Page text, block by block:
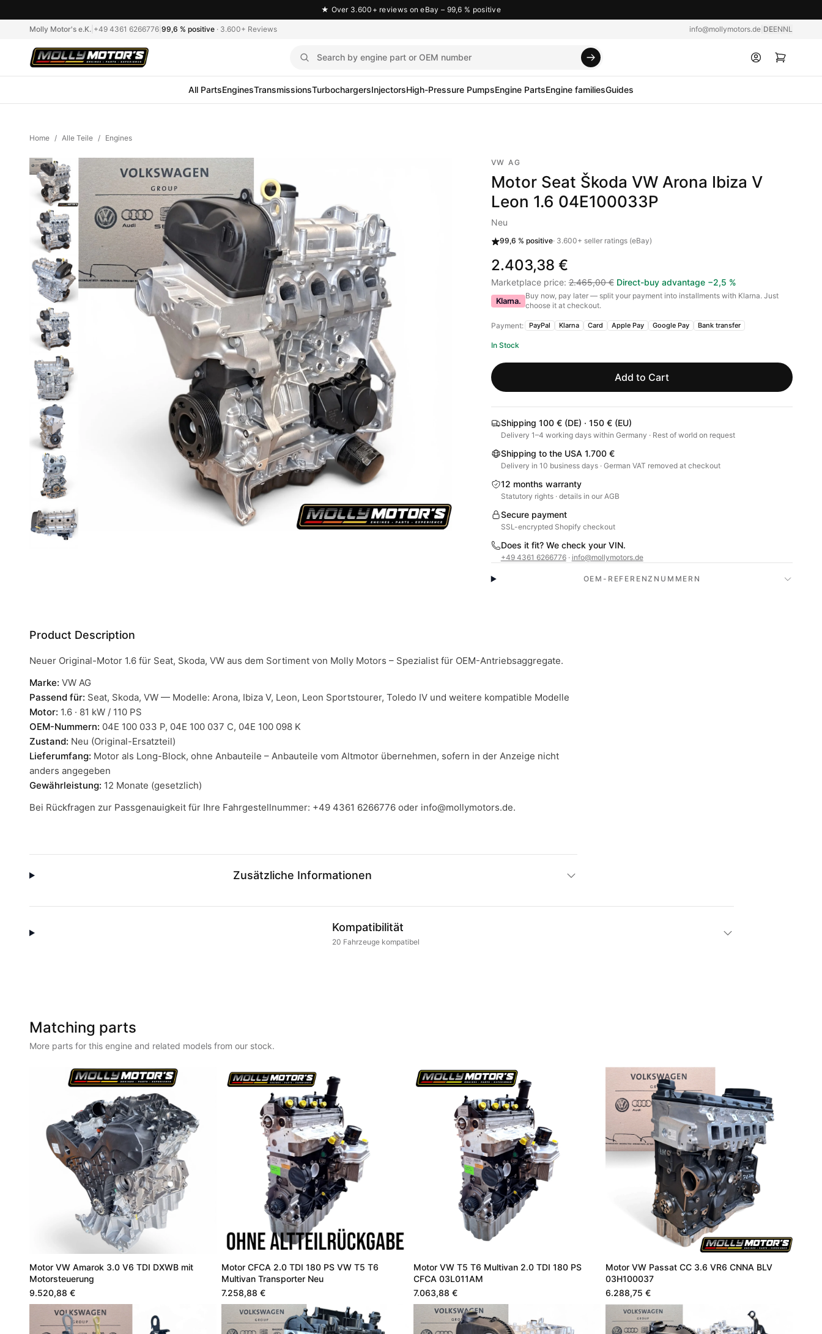
★ Over 3.600+ reviews on eBay – 99,6 % positive
Molly Motor's e.K. +49 4361 6266776 99,6 % positive · 3.600+ Reviews info@mollymotors.de DEENNL
All PartsEnginesTransmissionsTurbochargersInjectorsHigh-Pressure PumpsEngine PartsEngine familiesGuides
Home / Alle Teile / Engines
VW AG
Motor Seat Škoda VW Arona Ibiza V
Leon 1.6 04E100033P
Neu
99,6 % positive· 3.600+ seller ratings (eBay)
2.403,38 €
Marketplace price: 2.465,00 € Direct-buy advantage−2,5 %
Klarna. Buy now, pay later — split your payment into installments with Klarna. Just
choose it at checkout.
Payment: PayPal Klarna Card Apple Pay Google Pay Bank transfer
In Stock
Add to Cart
Shipping 100 € (DE) · 150 € (EU)
Delivery 1–4 working days within Germany · Rest of world on request
Shipping to the USA 1.700 €
Delivery in 10 business days · German VAT removed at checkout
12 months warranty
Statutory rights · details in our AGB
Secure payment
SSL-encrypted Shopify checkout
Does it fit? We check your VIN.
+49 4361 6266776· info@mollymotors.de
OEM-REFERENZNUMMERN
Product Description
Neuer Original-Motor 1.6 für Seat, Skoda, VW aus dem Sortiment von Molly Motors – Spezialist für OEM-Antriebsaggregate.
Marke: VW AG
Passend für: Seat, Skoda, VW — Modelle: Arona, Ibiza V, Leon, Leon Sportstourer, Toledo IV und weitere kompatible Modelle
Motor: 1.6 · 81 kW / 110 PS
OEM-Nummern: 04E 100 033 P, 04E 100 037 C, 04E 100 098 K
Zustand: Neu (Original-Ersatzteil)
Lieferumfang: Motor als Long-Block, ohne Anbauteile – Anbauteile vom Altmotor übernehmen, sofern in der Anzeige nicht
anders angegeben
Gewährleistung: 12 Monate (gesetzlich)
Bei Rückfragen zur Passgenauigkeit für Ihre Fahrgestellnummer: +49 4361 6266776 oder info@mollymotors.de.
Zusätzliche Informationen
Kompatibilität
20 Fahrzeugekompatibel
Matching parts
More parts for this engine and related models from our stock.
Motor VW Amarok 3.0 V6 TDI DXWB mit
Motorsteuerung
9.520,88 €
Motor CFCA 2.0 TDI 180 PS VW T5 T6
Multivan Transporter Neu
7.258,88 €
Motor VW T5 T6 Multivan 2.0 TDI 180 PS
CFCA 03L011AM
7.063,88 €
Motor VW Passat CC 3.6 VR6 CNNA BLV
03H100037
6.288,75 €